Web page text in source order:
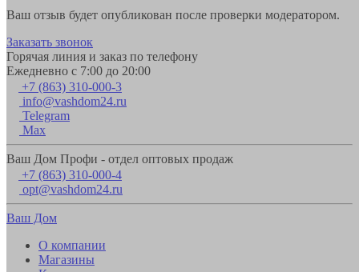
Ваш отзыв будет опубликован после проверки модератором.
Заказать звонок
Горячая линия и заказ по телефону
Ежедневно с 7:00 до 20:00
+7 (863) 310-000-3
info@vashdom24.ru
Telegram
Max
Ваш Дом Профи - отдел оптовых продаж
+7 (863) 310-000-4
opt@vashdom24.ru
Ваш Дом
О компании
Магазины